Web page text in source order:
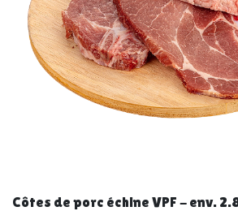
Côtes de porc échine VPF - env.